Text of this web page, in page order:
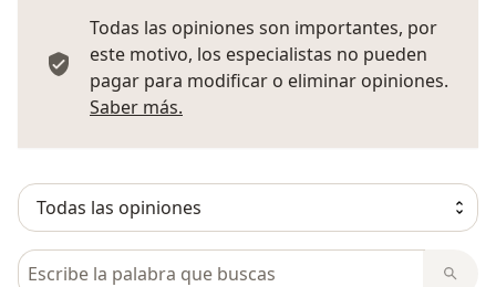
Todas las opiniones son importantes, por
este motivo, los especialistas no pueden
pagar para modificar o eliminar opiniones.
Saber más.
Busca en opiniones